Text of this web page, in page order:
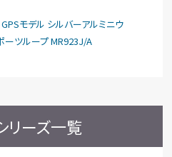
モデル シルバーアルミニウ
ーツループ MR923J/A
リーズ一覧